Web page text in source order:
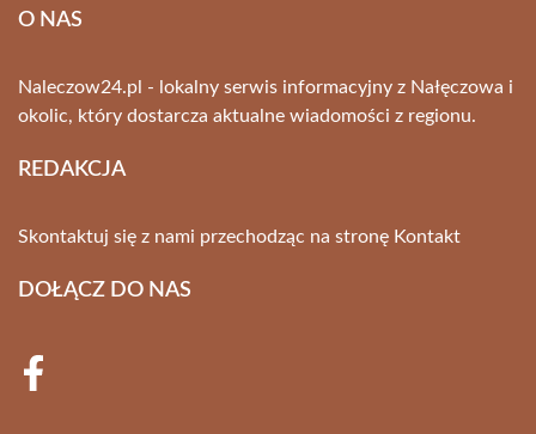
O NAS
Naleczow24.pl - lokalny serwis informacyjny z Nałęczowa i
okolic, który dostarcza aktualne wiadomości z regionu.
REDAKCJA
Skontaktuj się z nami przechodząc na stronę Kontakt
DOŁĄCZ DO NAS